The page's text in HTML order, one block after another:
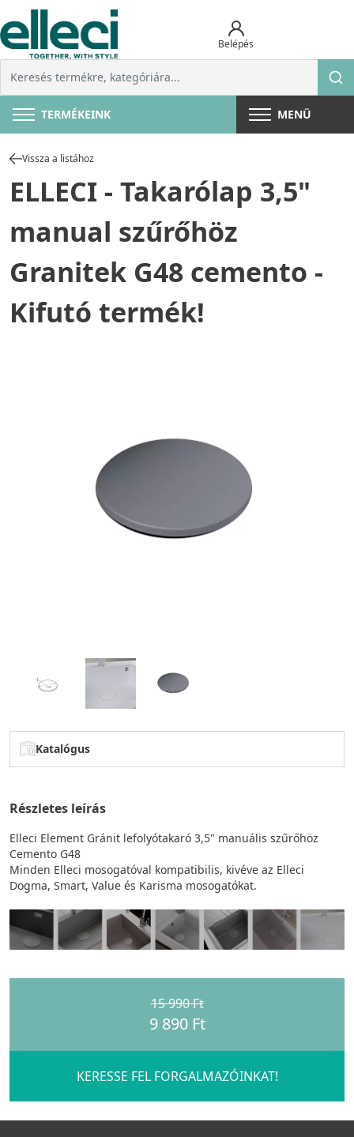
Belépés
TERMÉKEINK MENÜ
Vissza a listához
ELLECI - Takarólap 3,5"
manual szűrőhöz
Granitek G48 cemento -
Kifutó termék!
Katalógus
Részletes leírás
Elleci Element Gránit lefolyótakaró 3,5" manuális szűrőhöz
Cemento G48
Minden Elleci mosogatóval kompatibilis, kivéve az Elleci
Dogma, Smart, Value és Karisma mosogatókat.
15 990 Ft
9 890 Ft
KERESSE FEL FORGALMAZÓINKAT!